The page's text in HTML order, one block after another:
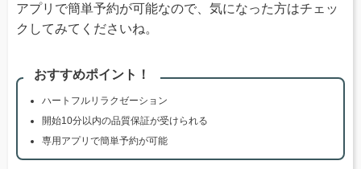
アプリで簡単予約が可能なので、気になった方はチェッ
クしてみてくださいね。
おすすめポイント！
ハートフルリラクゼーション
開始10分以内の品質保証が受けられる
専用アプリで簡単予約が可能